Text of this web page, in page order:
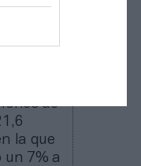
de
de
la que
7% a